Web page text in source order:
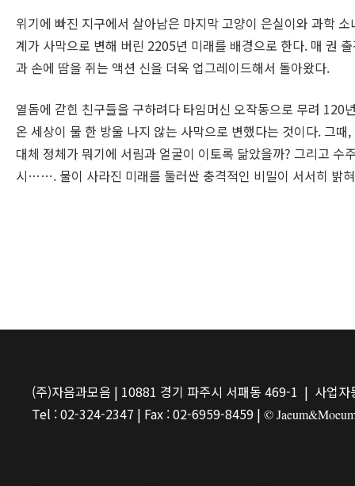
위기에 빠진 지구에서 살아남은 마지막 고양이 은실이와 과학
계가 사막으로 변해 버린 2205년 미래를 배경으로 한다. 매 권
과 손에 땀을 쥐는 액션 신을 더욱 업그레이드해서 돌아왔다.
열돔에 갇힌 친구들을 구하려다 타임머신 오작동으로 무려 120
온 세상이 물 한 방울 나지 않는 사막으로 변했다는 것이다. 그
대체 정체가 뭐기에 서림과 얼굴이 이토록 닮았을까? 그리고
시……. 물이 사라진 미래를 둘러싼 충격적인 비밀이 서서히 밝
(주)자음과모음 | 10881 경기 파주시 서패동 469-1 | 사업
Tel : 02-324-2347 | Fax : 02-6959-8459 | ©